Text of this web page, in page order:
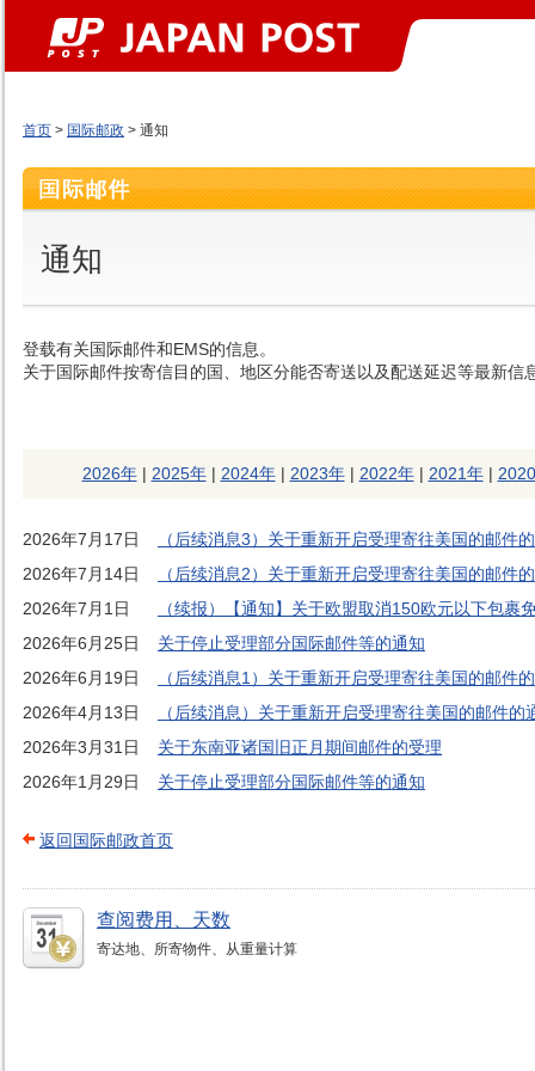
首页 > 国际邮政 > 通知
通知
登载有关国际邮件和EMS的信息。
关于国际邮件按寄信目的国、地区分能否寄送以及配送延迟等最新信
2026年| 2025年| 2024年| 2023年| 2022年| 2021年|
2026年7月17日
（后续消息3）关于重新开启受理寄往美国的邮件
2026年7月14日
（后续消息2）关于重新开启受理寄往美国的邮件
2026年7月1日
（续报）【通知】关于欧盟取消150欧元以下包裹
2026年6月25日
关于停止受理部分国际邮件等的通知
2026年6月19日
（后续消息1）关于重新开启受理寄往美国的邮件
2026年4月13日
（后续消息）关于重新开启受理寄往美国的邮件的
2026年3月31日
关于东南亚诸国旧正月期间邮件的受理
2026年1月29日
关于停止受理部分国际邮件等的通知
返回国际邮政首页
查阅费用、天数
寄达地、所寄物件、从重量计算